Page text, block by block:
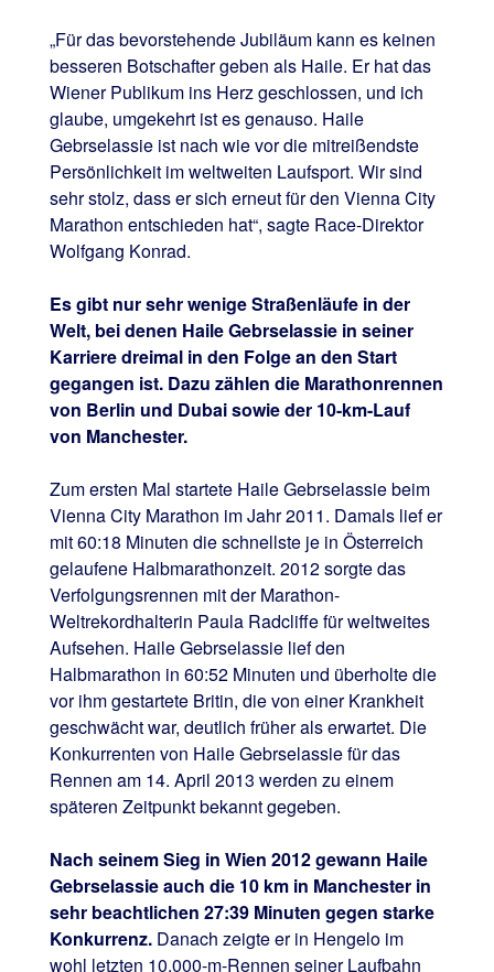
„Für das bevorstehende Jubiläum kann es keinen
besseren Botschafter geben als Haile. Er hat das
Wiener Publikum ins Herz geschlossen, und ich
glaube, umgekehrt ist es genauso. Haile
Gebrselassie ist nach wie vor die mitreißendste
Persönlichkeit im weltweiten Laufsport. Wir sind
sehr stolz, dass er sich erneut für den Vienna City
Marathon entschieden hat“, sagte Race-Direktor
Wolfgang Konrad.
Es gibt nur sehr wenige Straßenläufe in der
Welt, bei denen Haile Gebrselassie in seiner
Karriere dreimal in den Folge an den Start
gegangen ist. Dazu zählen die Marathonrennen
von Berlin und Dubai sowie der 10-km-Lauf
von Manchester.
Zum ersten Mal startete Haile Gebrselassie beim
Vienna City Marathon im Jahr 2011. Damals lief er
mit 60:18 Minuten die schnellste je in Österreich
gelaufene Halbmarathonzeit. 2012 sorgte das
Verfolgungsrennen mit der Marathon-
Weltrekordhalterin Paula Radcliffe für weltweites
Aufsehen. Haile Gebrselassie lief den
Halbmarathon in 60:52 Minuten und überholte die
vor ihm gestartete Britin, die von einer Krankheit
geschwächt war, deutlich früher als erwartet. Die
Konkurrenten von Haile Gebrselassie für das
Rennen am 14. April 2013 werden zu einem
späteren Zeitpunkt bekannt gegeben.
Nach seinem Sieg in Wien 2012 gewann Haile
Gebrselassie auch die 10 km in Manchester in
sehr beachtlichen 27:39 Minuten gegen starke
Konkurrenz.Danach zeigte er in Hengelo im
wohl letzten 10.000-m-Rennen seiner Laufbahn